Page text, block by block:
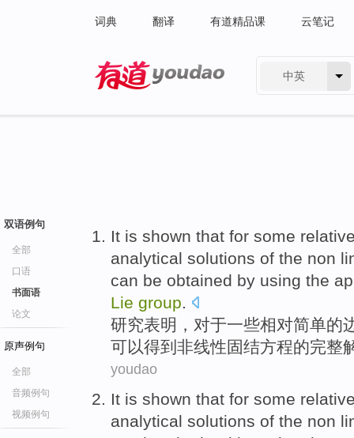
词典 翻译 有道精品课 云笔记
中英
双语例句
全部
口语
书面语
论文
原声例句
全部
音频例句
视频例句
It is shown that for some
analytical solutions of the non
can be obtained by using the
Lie group.
研究表明 ， 对于一些相对简单的
可以得到 非线性固结方程的完整
youdao
It is shown that for some
analytical solutions of the non